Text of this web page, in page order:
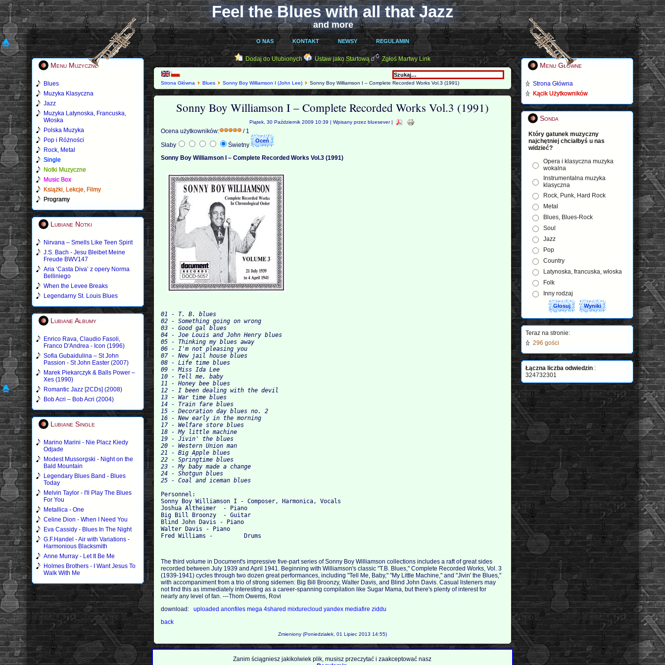
Feel the Blues with all that Jazz
and more
O NAS KONTAKT NEWSY REGULAMIN
Menu Muzyczne
Blues
Muzyka Klasyczna
Jazz
Muzyka Latynoska, Francuska,
Włoska
Polska Muzyka
Pop i Różności
Rock, Metal
Single
Notki Muzyczne
Music Box
Książki, Lekcje, Filmy
Programy
Lubiane Notki
Nirvana – Smells Like Teen Spirit
J.S. Bach - Jesu Bleibet Meine
Freude BWV147
Aria ‘Casta Diva’ z opery Norma
Belliniego
When the Levee Breaks
Legendarny St. Louis Blues
Lubiane Albumy
Enrico Rava, Claudio Fasoli,
Franco D'Andrea - Icon (1996)
Sofia Gubaidulina – St John
Passion - St John Easter (2007)
Marek Piekarczyk & Balls Power –
Xes (1990)
Romantic Jazz [2CDs] (2008)
Bob Acri – Bob Acri (2004)
Lubiane Single
Marino Marini - Nie Placz Kiedy
Odjade
Modest Mussorgski - Night on the
Bald Mountain
Legendary Blues Band - Blues
Today
Melvin Taylor - I'll Play The Blues
For You
Metallica - One
Celine Dion - When I Need You
Eva Cassidy - Blues In The Night
G.F.Handel - Air with Variations -
Harmonious Blacksmith
Anne Murray - Let It Be Me
Holmes Brothers - I Want Jesus To
Walk With Me
Dodaj do Ulubionych Ustaw jako Startową Zgłoś Martwy Link
Strona Główna Blues Sonny Boy Williamson I (John Lee) Sonny Boy Williamson I – Complete Recorded Works Vol.3 (1991)
Sonny Boy Williamson I – Complete Recorded Works Vol.3 (1991)
Piątek, 30 Październik 2009 10:39 | Wpisany przez bluesever |
Ocena użytkowników:
/ 1
Słaby
Świetny
Sonny Boy Williamson I – Complete Recorded Works Vol.3 (1991)
01 - T. B. blues
02 - Something going on wrong
03 - Good gal blues
04 - Joe Louis and John Henry blues
05 - Thinking my blues away
06 - I'm not pleasing you
07 - New jail house blues
08 - Life time blues
09 - Miss Ida Lee
10 - Tell me, baby
11 - Honey bee blues
12 - I been dealing with the devil
13 - War time blues
14 - Train fare blues
15 - Decoration day blues no. 2
16 - New early in the morning
17 - Welfare store blues
18 - My little machine
19 - Jivin' the blues
20 - Western Union man
21 - Big Apple blues
22 - Springtime blues
23 - My baby made a change
24 - Shotgun blues
Personnel:
Sonny Boy Williamson I - Composer, Harmonica, Vocals
Joshua Altheimer  - Piano
Big Bill Broonzy  - Guitar
Blind John Davis - Piano
Walter Davis - Piano
The third volume in Document's impressive five-part series of Sonny Boy Williamson collections includes a raft of great sides
recorded between July 1939 and April 1941. Beginning with Williamson's classic "T.B. Blues," Complete Recorded Works, Vol. 3
(1939-1941) cycles through two dozen great performances, including "Tell Me, Baby," "My Little Machine," and "Jivin' the Blues,"
with accompaniment from a trio of strong sidemen: Big Bill Broonzy, Walter Davis, and Blind John Davis. Casual listeners may
not find this as immediately interesting as a career-spanning compilation like Sugar Mama, but there's plenty of interest for
nearly any level of fan. ---Thom Owems, Rovi
download:uploadedanonfilesmega4sharedmixturecloudyandexmediafireziddu
back
Zmieniony (Poniedziałek, 01 Lipiec 2013 14:55)
Zanim ściągniesz jakikolwiek plik, musisz przeczytać i zaakceptować nasz
Menu Główne
Strona Główna
Kącik Użytkowników
Sonda
Który gatunek muzyczny
najchętniej chciałbyś u nas
widzieć?
Opera i klasyczna muzyka
wokalna
Instrumentalna muzyka
klasyczna
Rock, Punk, Hard Rock
Metal
Blues, Blues-Rock
Soul
Jazz
Pop
Country
Latynoska, francuska, włoska
Folk
Inny rodzaj
Teraz na stronie:
296 gości
Łączna liczba odwiedzin :
324732301